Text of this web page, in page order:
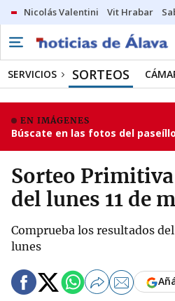
Nicolás Valentini Vit Hrabar
SERVICIOS SORTEOS
EN IMÁGENES
Búscate en las fotos del
Sorteo
del lunes 11 de
Comprueba los resultados
lunes